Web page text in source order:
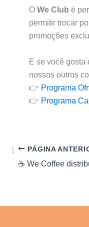
O We Club é
permitir trocar
promoções
E se você
nossos outros
👉 Programa Of
👉 Programa
PÁGINA